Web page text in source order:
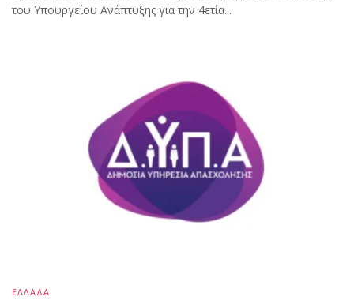
του Υπουργείου Ανάπτυξης για την 4ετία...
ΕΛΛΑΔΑ